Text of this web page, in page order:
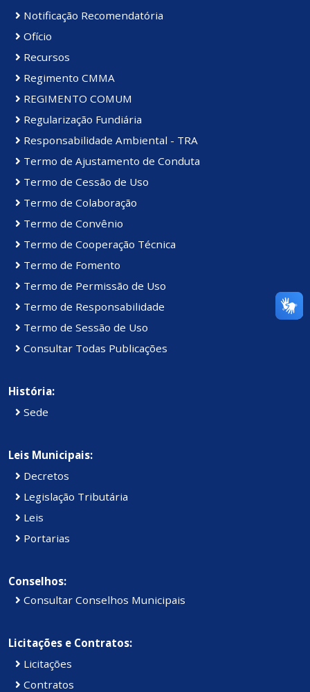
Notificação Recomendatória
Ofício
Recursos
Regimento CMMA
REGIMENTO COMUM
Regularização Fundiária
Responsabilidade Ambiental - TRA
Termo de Ajustamento de Conduta
Termo de Cessão de Uso
Termo de Colaboração
Termo de Convênio
Termo de Cooperação Técnica
Termo de Fomento
Termo de Permissão de Uso
Termo de Responsabilidade
Termo de Sessão de Uso
Consultar Todas Publicações
História:
Sede
Leis Municipais:
Decretos
Legislação Tributária
Leis
Portarias
Conselhos:
Consultar Conselhos Municipais
Licitações e Contratos:
Licitações
Contratos